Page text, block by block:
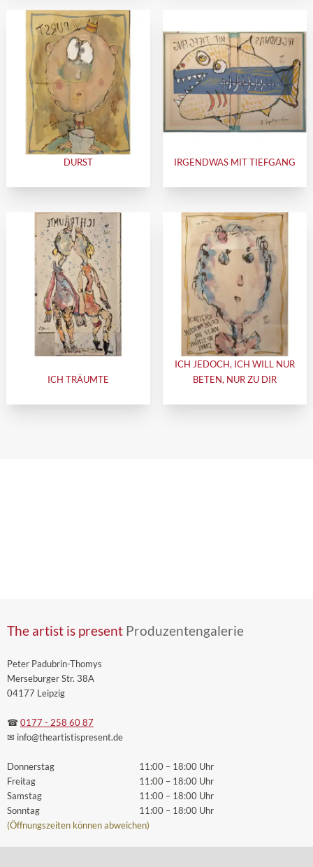
DURST IRGENDWAS MIT TIEFGANG
ICH TRÄUMTE
ICH JEDOCH, ICH WILL NUR
BETEN, NUR ZU DIR
The artist is present Produzentengalerie
Peter Padubrin-Thomys
Merseburger Str. 38A
04177 Leipzig
☎ 0177 - 258 60 87
✉ info@theartistispresent.de
Donnerstag
Freitag
Samstag
Sonntag
11:00 – 18:00 Uhr
11:00 – 18:00 Uhr
11:00 – 18:00 Uhr
11:00 – 18:00 Uhr
(Öffnungszeiten können abweichen)